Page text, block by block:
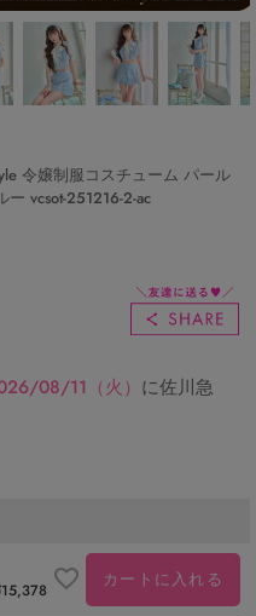
令嬢制服コスチューム パール
vcsot-251216-2-ac
08/11（火） に佐川急
15,378 カートに入れる